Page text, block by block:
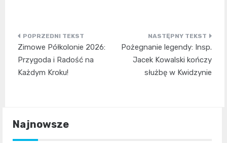
Nawigacja
wpisu
Zimowe Półkolonie 2026:
Przygoda i Radość na
Każdym Kroku!
Pożegnanie legendy: Insp.
Jacek Kowalski kończy
służbę w Kwidzynie
Najnowsze